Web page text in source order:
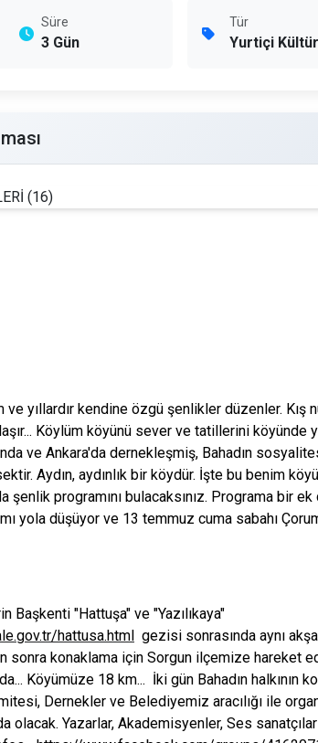
Süre
3 Gün
Tür
Yurtiçi
ve yıllardır kendine özgü şenlikler düzenler.
Köylüm köyünü sever ve tatillerini köyünde
ve Ankara'da dernekleşmiş, Bahadın
Aydın, aydınlık bir köydür. İşte bu benim
şenlik programını bulacaksınız. Programa bir
yola düşüyor ve 13 temmuz cuma sabahı
Başkenti "Hattuşa" ve "Yazılıkaya"
hattusa.html gezisi sonrasında aynı
sonra konaklama için Sorgun ilçemize hareket
Köyümüze 18 km... İki gün Bahadın halkının
Dernekler ve Belediyemiz aracılığı ile
olacak. Yazarlar, Akademisyenler, Ses